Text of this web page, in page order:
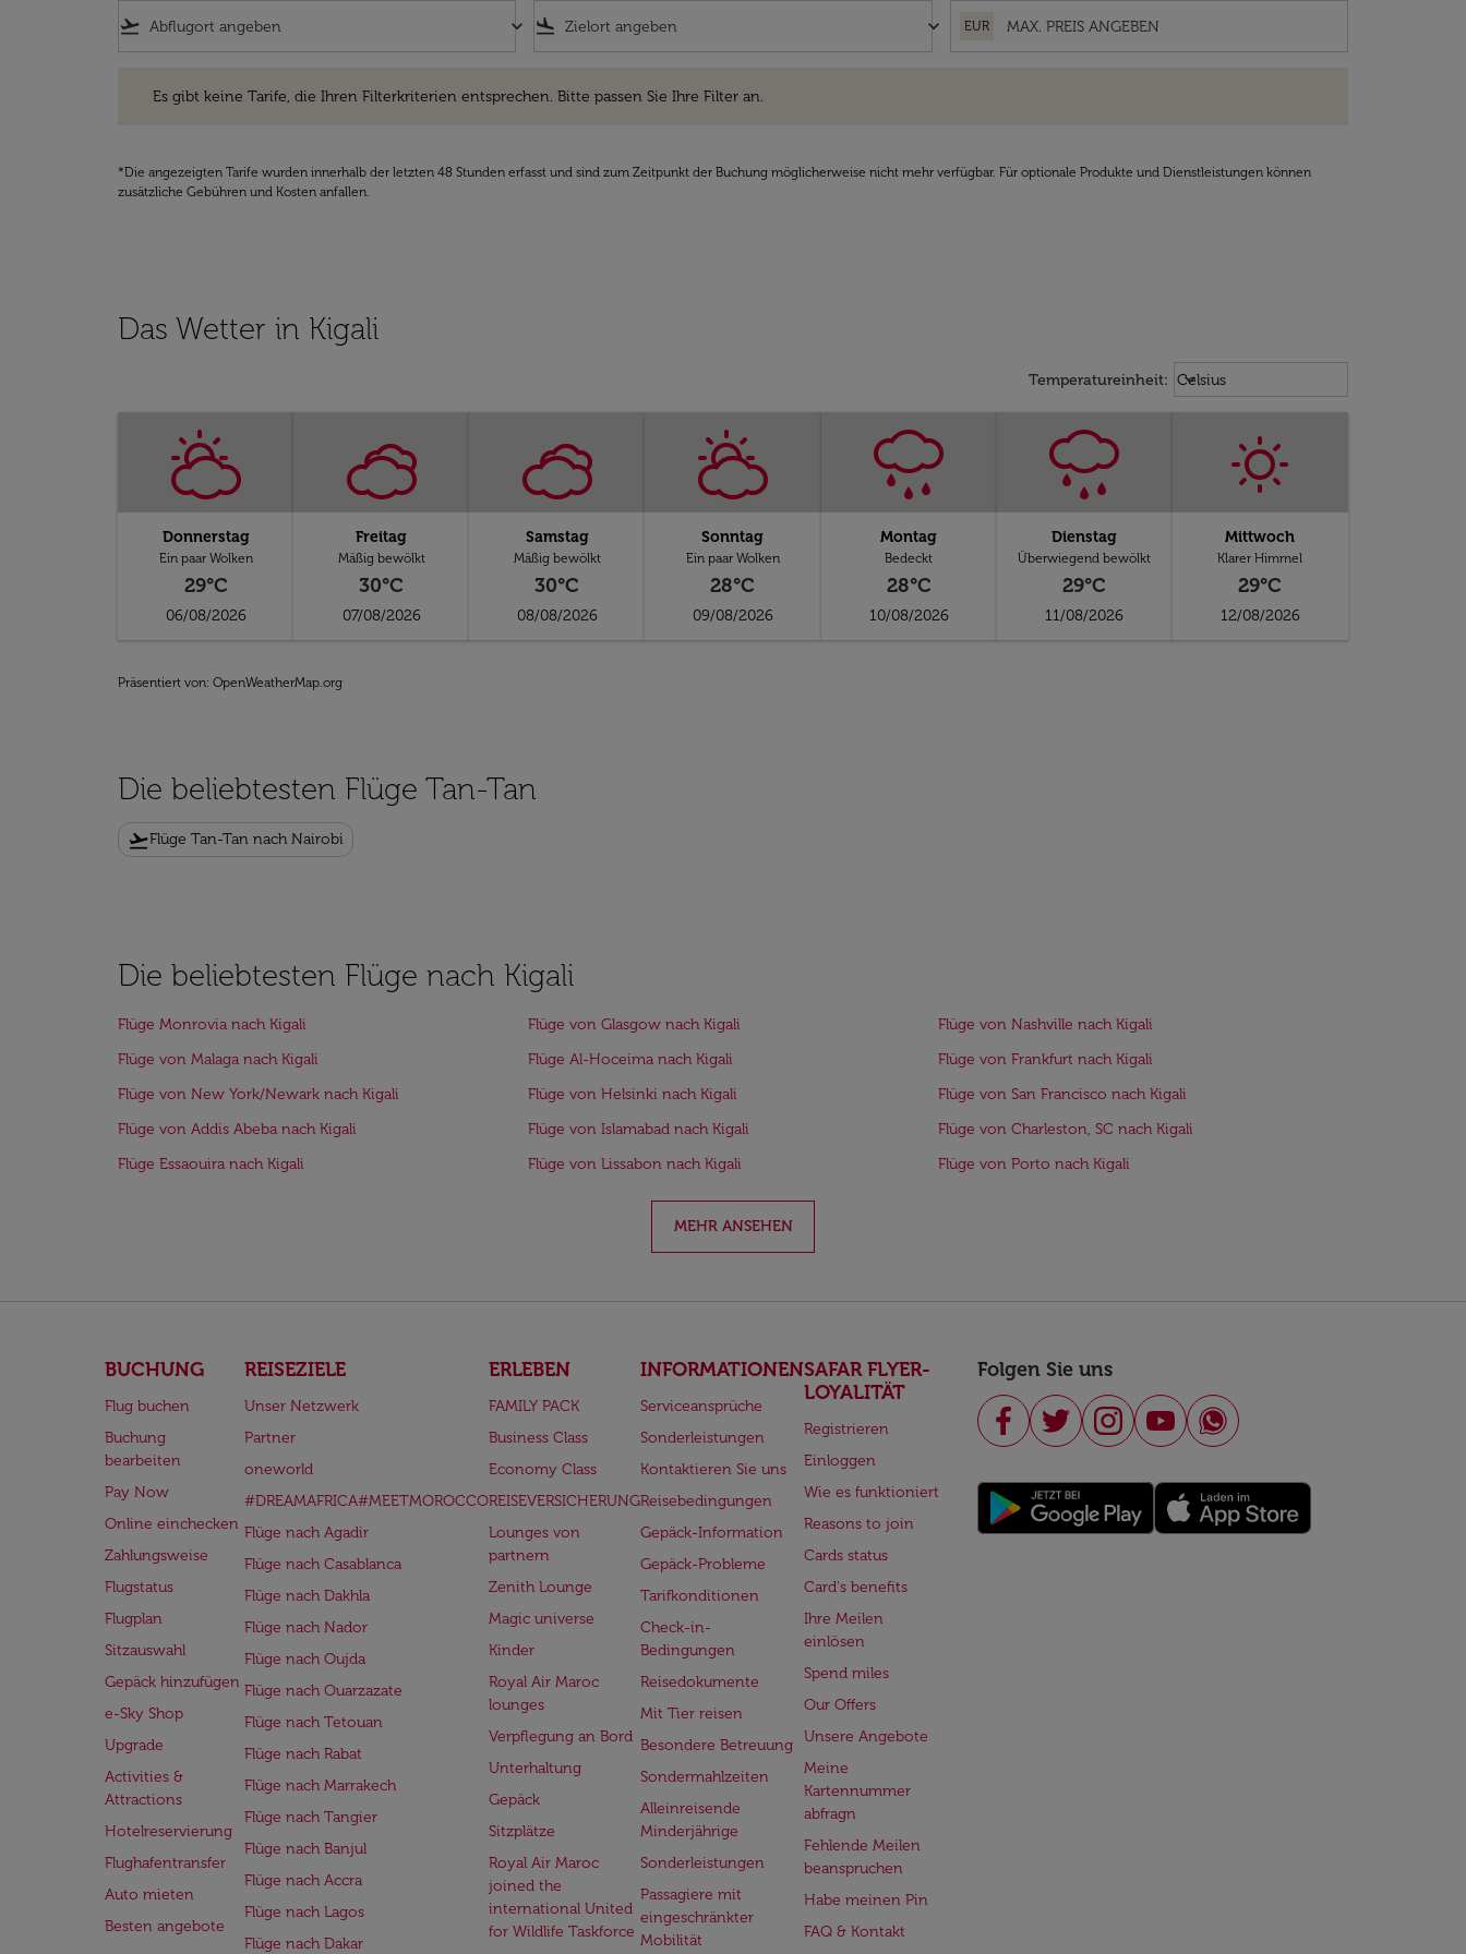
flight_takeoff keyboard_arrow_down flight_land keyboard_arrow_down EUR
Es gibt keine Tarife, die Ihren Filterkriterien entsprechen. Bitte passen Sie Ihre Filter an.
*Die angezeigten Tarife wurden innerhalb der letzten 48 Stunden erfasst und sind zum Zeitpunkt der Buchung möglicherweise nicht mehr verfügbar. Für optionale Produkte und Dienstleistungen können
zusätzliche Gebühren und Kosten anfallen.
Das Wetter in Kigali
Temperatureinheit: Weather unit option Celsius
Celsius
keyboard_arrow_down
Donnerstag
Ein paar Wolken
29°C
06/08/2026
Freitag
Mäßig bewölkt
30°C
07/08/2026
Samstag
Mäßig bewölkt
30°C
08/08/2026
Sonntag
Ein paar Wolken
28°C
09/08/2026
Montag
Bedeckt
28°C
10/08/2026
Dienstag
Überwiegend bewölkt
29°C
11/08/2026
Mittwoch
Klarer Himmel
29°C
12/08/2026
Präsentiert von: OpenWeatherMap.org
Die beliebtesten Flüge Tan-Tan
flight_takeoffFlüge Tan-Tan nach Nairobi
Die beliebtesten Flüge nach Kigali
Flüge Monrovia nach Kigali Flüge von Glasgow nach Kigali
Flüge von Nashville nach Kigali
Flüge von Malaga nach Kigali
Flüge Al-Hoceima nach Kigali
Flüge von Frankfurt nach Kigali
Flüge von New York/Newark nach Kigali
Flüge von Helsinki nach Kigali
Flüge von San Francisco nach Kigali
Flüge von Addis Abeba nach Kigali
Flüge von Islamabad nach Kigali
Flüge von Charleston, SC nach Kigali
Flüge Essaouira nach Kigali
Flüge von Lissabon nach Kigali Flüge von Porto nach Kigali
MEHR ANSEHEN
BUCHUNG
Flug buchen
Buchung
bearbeiten
Pay Now
Online einchecken
Zahlungsweise
Flugstatus
Flugplan
Sitzauswahl
Gepäck hinzufügen
e-Sky Shop
Upgrade
Activities &
Attractions
Hotelreservierung
Flughafentransfer
Auto mieten
Besten angebote
REISEZIELE
Unser Netzwerk
Partner
oneworld
#DREAMAFRICA#MEETMOROCCO
Flüge nach Agadir
Flüge nach Casablanca
Flüge nach Dakhla
Flüge nach Nador
Flüge nach Oujda
Flüge nach Ouarzazate
Flüge nach Tetouan
Flüge nach Rabat
Flüge nach Marrakech
Flüge nach Tangier
Flüge nach Banjul
Flüge nach Accra
Flüge nach Lagos
Flüge nach Dakar
ERLEBEN
FAMILY PACK
Business Class
Economy Class
REISEVERSICHERUNG
Lounges von
partnern
Zenith Lounge
Magic universe
Kinder
Royal Air Maroc
lounges
Verpflegung an Bord
Unterhaltung
Gepäck
Sitzplätze
Royal Air Maroc
joined the
international United
for Wildlife Taskforce
INFORMATIONEN
Serviceansprüche
Sonderleistungen
Kontaktieren Sie uns
Reisebedingungen
Gepäck-Information
Gepäck-Probleme
Tarifkonditionen
Check-in-
Bedingungen
Reisedokumente
Mit Tier reisen
Besondere Betreuung
Sondermahlzeiten
Alleinreisende
Minderjährige
Sonderleistungen
Passagiere mit
eingeschränkter
Mobilität
SAFAR FLYER-
LOYALITÄT
Registrieren
Einloggen
Wie es funktioniert
Reasons to join
Cards status
Card's benefits
Ihre Meilen
einlösen
Spend miles
Our Offers
Unsere Angebote
Meine
Kartennummer
abfragn
Fehlende Meilen
beanspruchen
Habe meinen Pin
FAQ & Kontakt
Folgen Sie uns